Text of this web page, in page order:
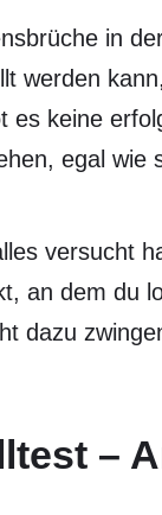
in
werden
keine
egal wie
versucht
an dem du
dazu
–